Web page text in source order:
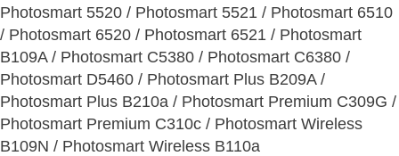
Photosmart 5520 / Photosmart 5521 / Photosmart 6510
/ Photosmart 6520 / Photosmart 6521 / Photosmart
B109A / Photosmart C5380 / Photosmart C6380 /
Photosmart D5460 / Photosmart Plus B209A /
Photosmart Plus B210a / Photosmart Premium C309G /
Photosmart Premium C310c / Photosmart Wireless
B109N / Photosmart Wireless B110a